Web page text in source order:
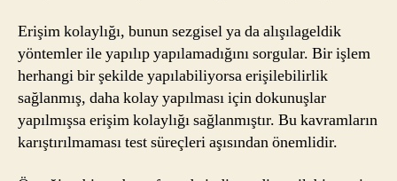
Erişim kolaylığı, bunun sezgisel ya da alışılageldik
yöntemler ile yapılıp yapılamadığını sorgular. Bir işlem
herhangi bir şekilde yapılabiliyorsa erişilebilirlik
sağlanmış, daha kolay yapılması için dokunuşlar
yapılmışsa erişim kolaylığı sağlanmıştır. Bu kavramların
karıştırılmaması test süreçleri aşısından önemlidir.